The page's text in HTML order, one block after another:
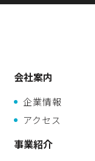
会社案内
企業情報
アクセス
事業紹介